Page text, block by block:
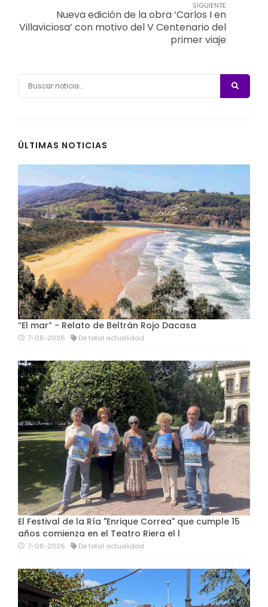
SIGUIENTE
Nueva edición de la obra ‘Carlos I en
Villaviciosa’ con motivo del V Centenario del
primer viaje
ÚLTIMAS NOTICIAS
“El mar” - Relato de Beltrán Rojo Dacasa
7-08-2026 De total actualidad
El Festival de la Ría "Enrique Correa" que cumple 15
años comienza en el Teatro Riera el l
7-08-2026 De total actualidad